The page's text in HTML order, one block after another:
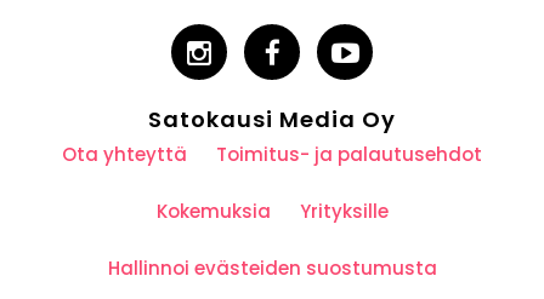
Satokausi Media Oy
Ota yhteyttä Toimitus- ja palautusehdot
Kokemuksia Yrityksille
Hallinnoi evästeiden suostumusta